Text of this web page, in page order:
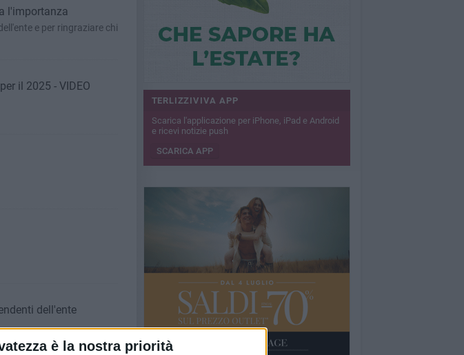
è la nostra priorità
l'importanza
e per ringraziare chi
il 2025 - VIDEO
dell'ente
TERLIZZIVIVA APP
Scarica l'applicazione per iPhone, iPad e Android
e ricevi notizie push
SCARICA APP